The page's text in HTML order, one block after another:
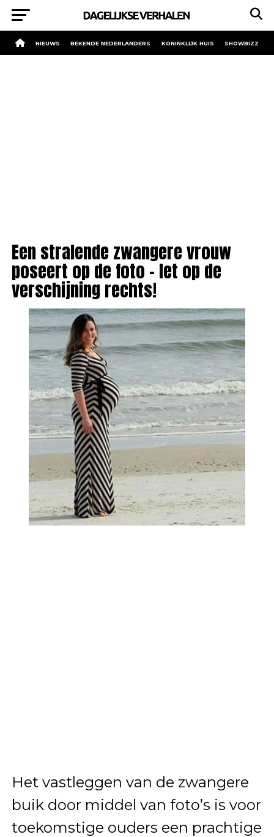
NIEUWS BEKENDE NEDERLANDERS KONINKLIJK HUIS SHOWBIZZ
Een stralende zwangere vrouw
poseert op de foto – let op de
verschijning rechts!
Het vastleggen van de zwangere
buik door middel van foto’s is voor
toekomstige ouders een prachtige